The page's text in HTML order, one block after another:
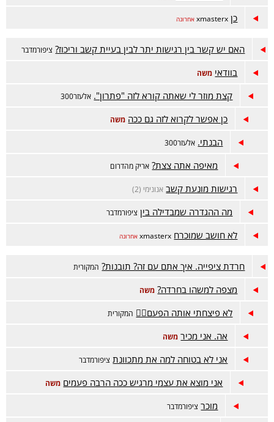
כן xmasterx אחרונה
האם יש קשר בין רגישות יתר לבין בעיית קשב וריכוז? ציפורמדבר
בוודאי משה
קצת מוזר לי שאתה קורא לזה "פתרון". אלעזר300
כן אפשר לקרוא לזה גם ככה משה
הבנתי. אלעזר300
מאיפה אתה צצת? אריק מהדרום
רגישות מונעת קשב אנונימי (2)
מה ההגדרה שמבדילה בין ציפורמדבר
לא חושב שמוכרח xmasterx אחרונה
חרדת ציפייה. איך אתם עם זה? תובנות? המקורית
מצפה למשהו בחרדה? משה
לא פיצחתי אותה הפעם😵‍💫 המקורית
אה. אני מכיר משה
אני לא בטוחה למה את מתכוונת ציפורמדבר
אני מוצא את עצמי מרגיש ככה הרבה פעמים משה
מוכר ציפורמדבר